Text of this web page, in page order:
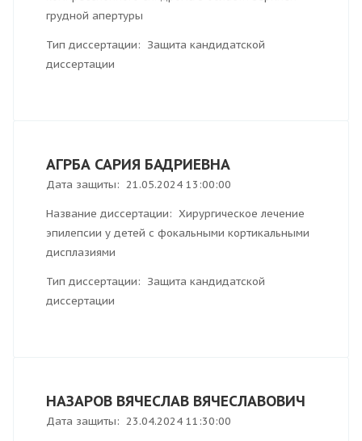
грудной апертуры
Тип диссертации: Защита кандидатской
диссертации
АГРБА САРИЯ БАДРИЕВНА
Дата защиты: 21.05.2024 13:00:00
Название диссертации: Хирургическое лечение
эпилепсии у детей с фокальными кортикальными
дисплазиями
Тип диссертации: Защита кандидатской
диссертации
НАЗАРОВ ВЯЧЕСЛАВ ВЯЧЕСЛАВОВИЧ
Дата защиты: 23.04.2024 11:30:00